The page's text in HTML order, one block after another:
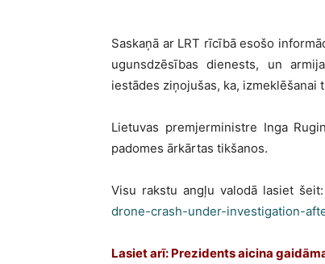
Saskaņā ar LRT rīcībā esošo
ugunsdzēsības dienests, un
iestādes ziņojušas, ka,
Lietuvas premjerministre Inga
padomes ārkārtas tikšanos.
Visu rakstu angļu valodā lasiet šeit:
drone-crash-under-investigation-
Lasiet arī: Prezidents aicina